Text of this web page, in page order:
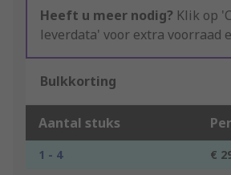
Heeft u meer nodig? Klik op
leverdata' voor extra voorraad
Bulkkorting
Aantal stuks
1 - 4
€